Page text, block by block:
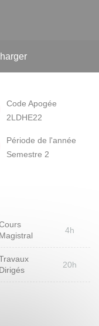
Code Apogée
2LDHE22
Période de l'année
Semestre 2
Magistral
4h
Dirigés
20h